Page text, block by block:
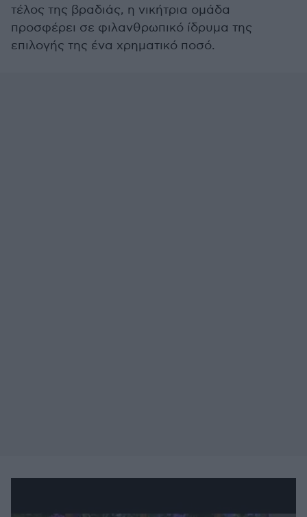
τέλος της βραδιάς, η νικήτρια ομάδα
προσφέρει σε φιλανθρωπικό ίδρυμα της
επιλογής της ένα χρηματικό ποσό.